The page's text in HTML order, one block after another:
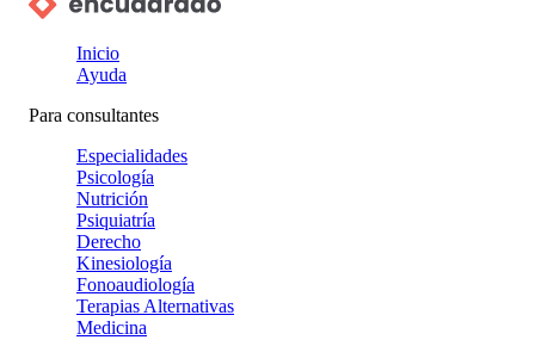
Inicio
Ayuda
Para consultantes
Especialidades
Psicología
Nutrición
Psiquiatría
Derecho
Kinesiología
Fonoaudiología
Terapias Alternativas
Medicina